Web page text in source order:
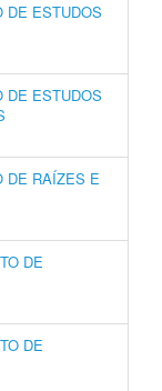
DE ESTUDOS
DE ESTUDOS
DE RAÍZES E
DE
DE